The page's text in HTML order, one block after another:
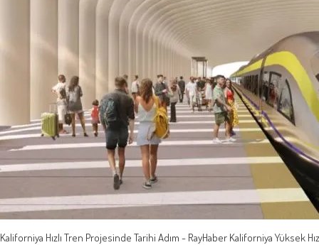
Kaliforniya Hızlı Tren Projesinde Tarihi Adım - RayHaber Kaliforniya Yüksek